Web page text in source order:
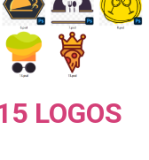
LOGOS